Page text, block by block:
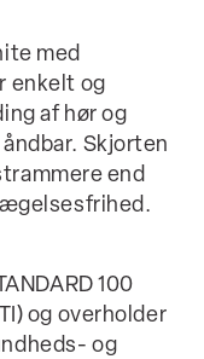
med
enkelt og
af hør og
Skjorten
end
100
og overholder
og